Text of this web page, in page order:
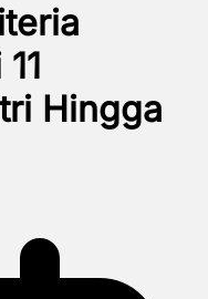
Hingga